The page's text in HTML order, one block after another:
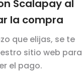
Scalapay al
la compra
que elijas, se te
sitio web para
el pago.